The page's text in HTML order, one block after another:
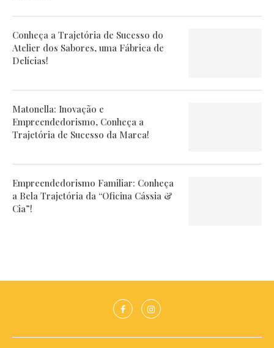
Conheça a Trajetória de Sucesso do
Atelier dos Sabores, uma Fábrica de
Delícias!
Matonella: Inovação e
Empreendedorismo, Conheça a
Trajetória de Sucesso da Marca!
Empreendedorismo Familiar: Conheça
a Bela Trajetória da “Oficina Cássia &
Cia”!